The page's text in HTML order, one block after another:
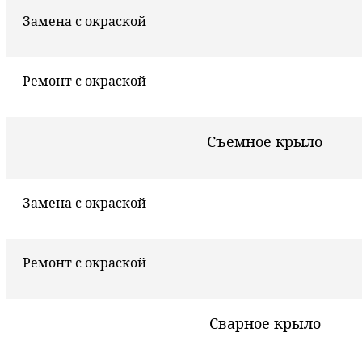
Замена с окраской
Ремонт с окраской
Съемное крыло
Замена с окраской
Ремонт с окраской
Сварное крыло